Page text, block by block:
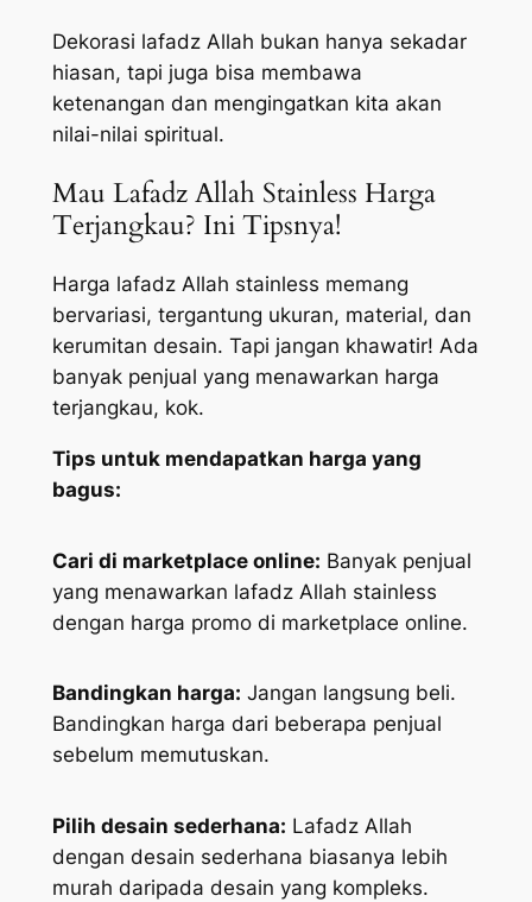
Dekorasi lafadz Allah bukan hanya sekadar
hiasan, tapi juga bisa membawa
ketenangan dan mengingatkan kita akan
nilai-nilai spiritual.
Mau Lafadz Allah Stainless Harga
Terjangkau? Ini Tipsnya!
Harga lafadz Allah stainless memang
bervariasi, tergantung ukuran, material, dan
kerumitan desain. Tapi jangan khawatir! Ada
banyak penjual yang menawarkan harga
terjangkau, kok.
Tips untuk mendapatkan harga yang
bagus:
Cari di marketplace online: Banyak penjual
yang menawarkan lafadz Allah stainless
dengan harga promo di marketplace online.
Bandingkan harga: Jangan langsung beli.
Bandingkan harga dari beberapa penjual
sebelum memutuskan.
Pilih desain sederhana: Lafadz Allah
dengan desain sederhana biasanya lebih
murah daripada desain yang kompleks.